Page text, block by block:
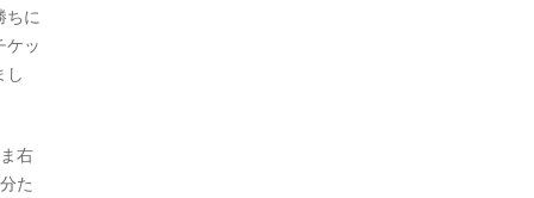
ちに
ケッ
し
右
た